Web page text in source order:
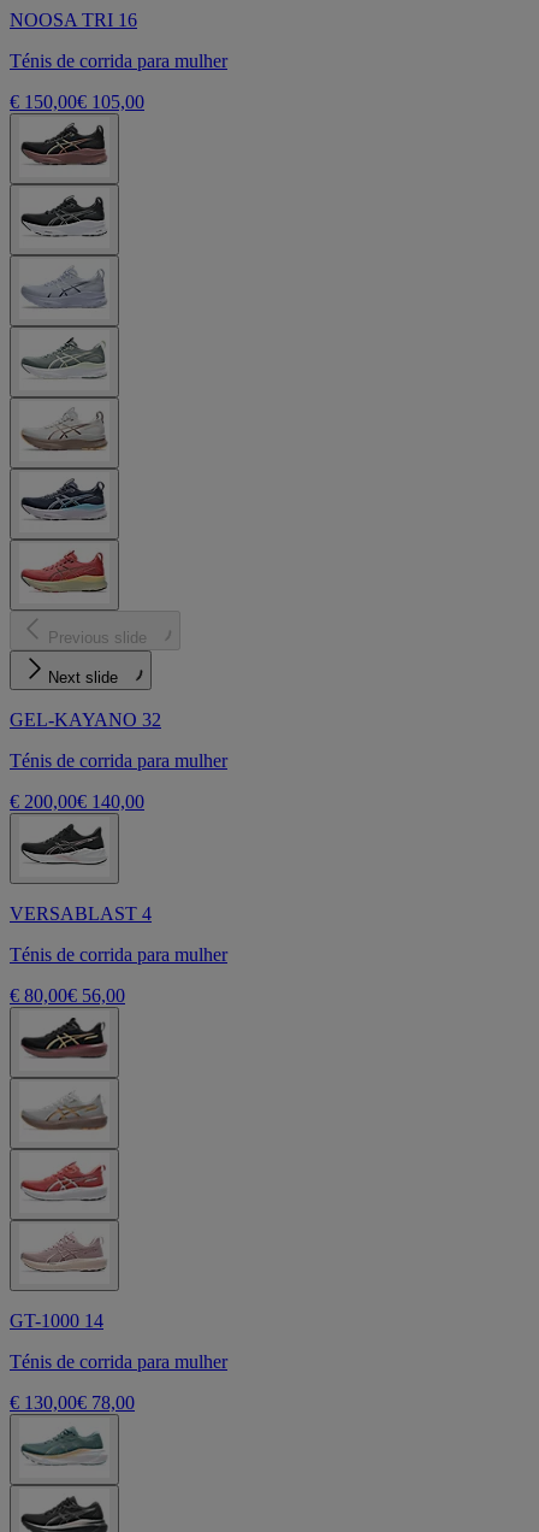
NOOSA TRI 16
Ténis de corrida para mulher
€ 150,00€ 105,00
Previous slide
Next slide
GEL-KAYANO 32
Ténis de corrida para mulher
€ 200,00€ 140,00
VERSABLAST 4
Ténis de corrida para mulher
€ 80,00€ 56,00
GT-1000 14
Ténis de corrida para mulher
€ 130,00€ 78,00